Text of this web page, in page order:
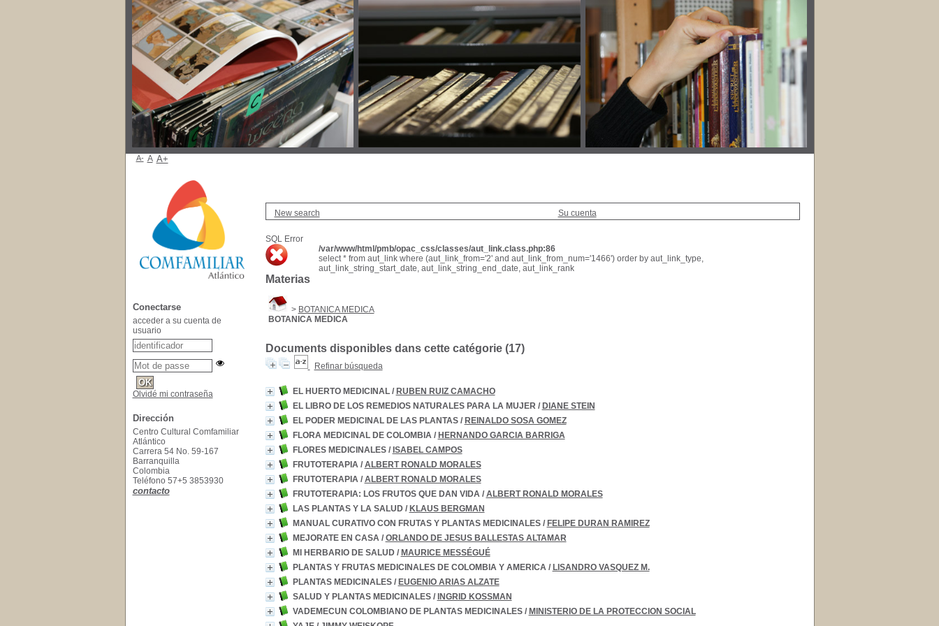
New search Su cuenta
SQL Error
/var/www/html/pmb/opac_css/classes/aut_link.class.php:86
select * from aut_link where (aut_link_from='2' and aut_link_from_num='1466') order by aut_link_type,
aut_link_string_start_date, aut_link_string_end_date, aut_link_rank
Materias
> BOTANICA MEDICA
BOTANICA MEDICA
Documents disponibles dans cette catégorie (17)
Refinar búsqueda
EL HUERTO MEDICINAL/ RUBEN RUIZ CAMACHO
EL LIBRO DE LOS REMEDIOS NATURALES PARA LA MUJER / DIANE STEIN
EL PODER MEDICINAL DE LAS PLANTAS/ REINALDO SOSA GOMEZ
FLORA MEDICINAL DE COLOMBIA/ HERNANDO GARCIA BARRIGA
FLORES MEDICINALES/ ISABEL CAMPOS
FRUTOTERAPIA/ ALBERT RONALD MORALES
FRUTOTERAPIA/ ALBERT RONALD MORALES
FRUTOTERAPIA: LOS FRUTOS QUE DAN VIDA/ ALBERT RONALD MORALES
LAS PLANTAS Y LA SALUD / KLAUS BERGMAN
MANUAL CURATIVO CON FRUTAS Y PLANTAS MEDICINALES/ FELIPE DURAN RAMIREZ
MEJORATE EN CASA/ ORLANDO DE JESUS BALLESTAS ALTAMAR
MI HERBARIO DE SALUD / MAURICE MESSÉGUÉ
PLANTAS Y FRUTAS MEDICINALES DE COLOMBIA Y AMERICA/ LISANDRO VASQUEZ M.
PLANTAS MEDICINALES/ EUGENIO ARIAS ALZATE
SALUD Y PLANTAS MEDICINALES/ INGRID KOSSMAN
VADEMECUN COLOMBIANO DE PLANTAS MEDICINALES/ MINISTERIO DE LA PROTECCION SOCIAL
A- A A+
Conectarse
acceder a su cuenta de
usuario
Olvidé mi contraseña
Dirección
Centro Cultural Comfamiliar
Atlántico
Carrera 54 No. 59-167
Barranquilla
Colombia
Teléfono 57+5 3853930
contacto